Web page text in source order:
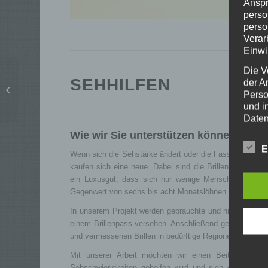
SEHHILFEN
Wie wir Sie unterstützen können:
Wenn sich die Sehstärke ändert oder die Fassung nicht
kaufen sich eine neue. Dabei sind die Brillen meistens
ein Luxusgut, dass sich nur wenige Menschen
Gegenwert von sechs bis acht Monatslöhnen – für
In unserem Projekt werden gebrauchte und nicht
einem Brillenpass versehen. Anschließend geben wir
und vermessenen Brillen in bedürftige Regionen der
Mit unserer Arbeit möchten wir einen Beitrag zur
Fahrradwerkstatt
Die
der
und
uns
Wir
und